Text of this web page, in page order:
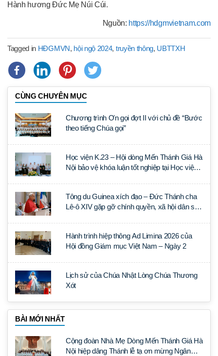
Hành hương Đức Mẹ Núi Cúi.
Nguồn: https://hdgmvietnam.com
Tagged in HĐGMVN, hội ngộ 2024, truyền thông, UBTTXH
CÙNG CHUYÊN MỤC
Chương trình Ơn gọi đợt II với chủ đề “Bước
theo tiếng Chúa gọi”
Học viện K.23 – Hội dòng Mến Thánh Giá Hà
Nội bảo vệ khóa luận tốt nghiệp tại Học viện
Tông du Guinea xích đạo – Đức Thánh cha
Lê-ô XIV gặp gỡ chính quyền, xã hội dân sự
Hành trình hiệp thông Ad Limina 2026 của
Hội đồng Giám mục Việt Nam – Ngày 2
Lịch sử của Chúa Nhật Lòng Chúa Thương
Xót
BÀI MỚI NHẤT
Cộng đoàn Nhà Mẹ Dòng Mến Thánh Giá Hà
Nội hiệp dâng Thánh lễ tạ ơn mừng Ngân